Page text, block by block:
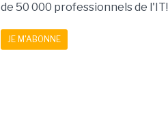
de 50 000 professionnels de l'IT!
JE M'ABONNE